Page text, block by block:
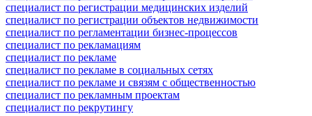
специалист по регистрации медицинских изделий
специалист по регистрации объектов недвижимости
специалист по регламентации бизнес-процессов
специалист по рекламациям
специалист по рекламе
специалист по рекламе в социальных сетях
специалист по рекламе и связям с общественностью
специалист по рекламным проектам
специалист по рекрутингу